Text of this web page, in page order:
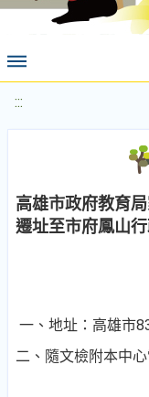
:::
高雄市政府教育
遷址至市府鳳山
一、地址：高雄市
二、隨文檢附本中